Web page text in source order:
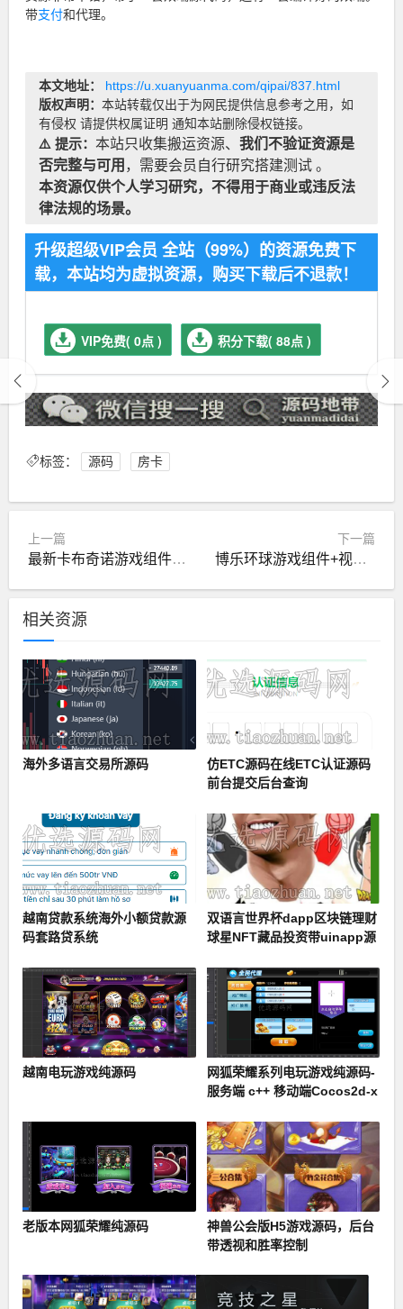
带支付和代理。
本文地址：
https://u.xuanyuanma.com/qipai/837.html
版权声明： 本站转载仅出于为网民提供信息参考之用，如
有侵权 请提供权属证明 通知本站删除侵权链接。
⚠️ 提示： 本站只收集搬运资源、 我们不验证资源是
否完整与可用 ，需要会员自行研究搭建测试 。
本资源仅供个人学习研究，不得用于商业或违反法
律法规的场景。
升级超级VIP会员 全站（99%）的资源免费下
载，本站均为虚拟资源，购买下载后不退款！
VIP免费( 0点 ) 积分下载( 88点 )
标签： 源码 房卡
上一篇
最新卡布奇诺游戏组件仿蓝月游戏：安卓+苹果+PC端+完美控制
下一篇
博乐环球游戏组件+视频教程
相关资源
海外多语言交易所源码
仿ETC源码在线ETC认证源码
前台提交后台查询
越南贷款系统海外小额贷款源
码套路贷系统
双语言世界杯dapp区块链理财
球星NFT藏品投资带uinapp源
越南电玩游戏纯源码
网狐荣耀系列电玩游戏纯源码-
服务端 c++ 移动端Cocos2d-x
老版本网狐荣耀纯源码
神兽公会版H5游戏源码，后台
带透视和胜率控制